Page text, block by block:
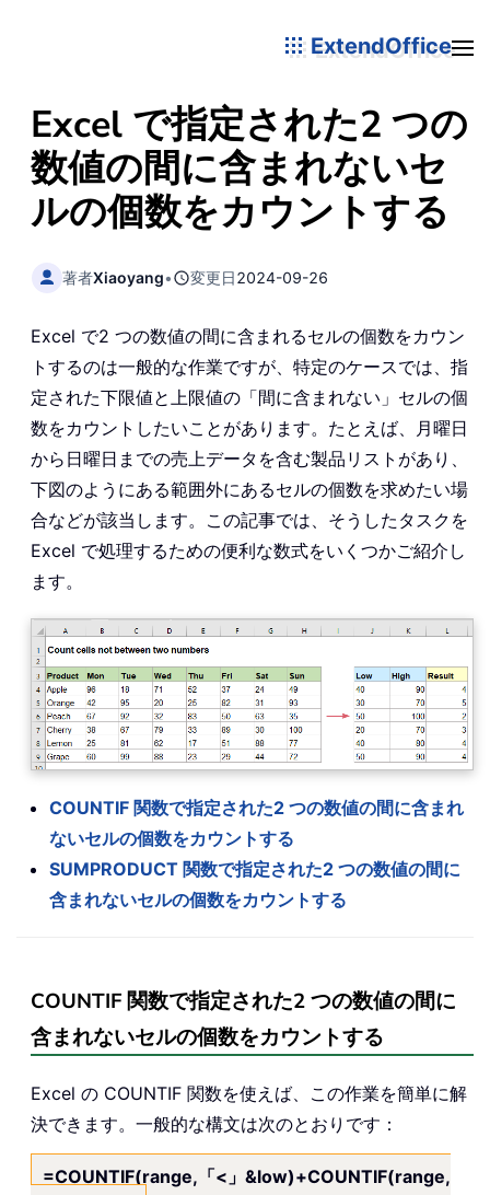
ExtendOffice
Excel で指定された2 つの
数値の間に含まれないセ
ルの個数をカウントする
著者Xiaoyang• 変更日2024-09-26
Excel で2 つの数値の間に含まれるセルの個数をカウン
トするのは一般的な作業ですが、特定のケースでは、指
定された下限値と上限値の「間に含まれない」セルの個
数をカウントしたいことがあります。たとえば、月曜日
から日曜日までの売上データを含む製品リストがあり、
下図のようにある範囲外にあるセルの個数を求めたい場
合などが該当します。この記事では、そうしたタスクを
Excel で処理するための便利な数式をいくつかご紹介し
ます。
COUNTIF 関数で指定された2 つの数値の間に含まれ
ないセルの個数をカウントする
SUMPRODUCT 関数で指定された2 つの数値の間に
含まれないセルの個数をカウントする
COUNTIF 関数で指定された2 つの数値の間に
含まれないセルの個数をカウントする
Excel の COUNTIF 関数を使えば、この作業を簡単に解
決できます。一般的な構文は次のとおりです：
=COUNTIF(range,「<」&low)+COUNTIF(range,